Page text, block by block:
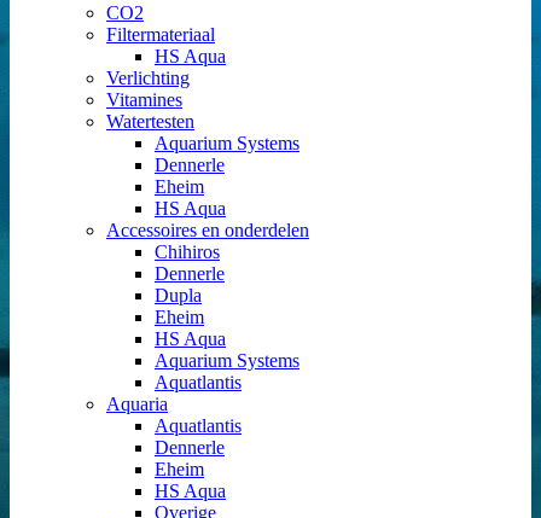
CO2
Filtermateriaal
HS Aqua
Verlichting
Vitamines
Watertesten
Aquarium Systems
Dennerle
Eheim
HS Aqua
Accessoires en onderdelen
Chihiros
Dennerle
Dupla
Eheim
HS Aqua
Aquarium Systems
Aquatlantis
Aquaria
Aquatlantis
Dennerle
Eheim
HS Aqua
Overige